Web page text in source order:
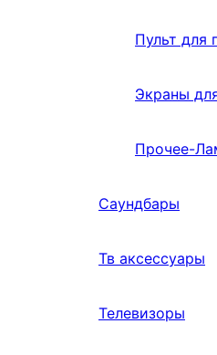
Пульт для
Экраны
Прочее-
Саундбары
Тв аксессуары
Телевизоры